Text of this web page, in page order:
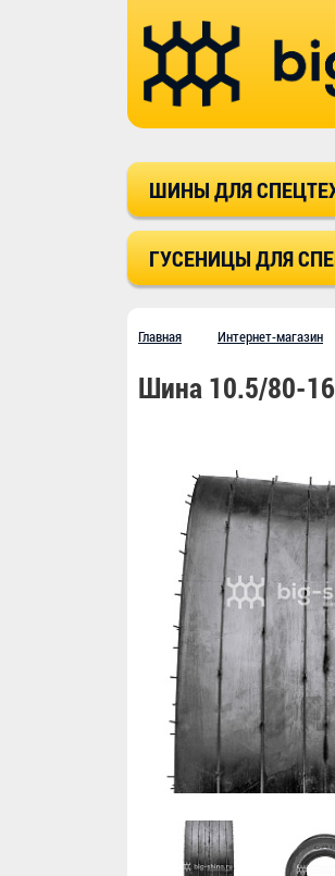
ШИНЫ ДЛЯ
ГУСЕНИЦЫ ДЛЯ
Главная Интернет-магазин
Шина 10.5/80-16